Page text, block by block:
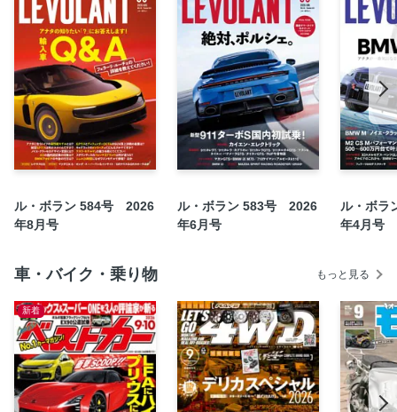
●Mモデル一気乗り
〇アルピナのこれから
●ライバル対決1 X3、GLC、グレカーレ
●ライバル対決2 523d、E220d
●600万円からはじめるBMW
●ディーラーメカニック
〇オーナー紹介
ホンダ・プレリュードの旅
ROADインプレ01 テメラリオ
ROADインプレスズキ・eビターラ
CIRCUITインプレ マセラティ21ストラダーレ
雪上インプレフォレスター雪上
連載：高桑秀典の「レジェンドカーズライフ」
連載：石井昌道×遠藤イヅルの「ニュー・カーテクノロジ
ー・イラストレイテッド」
ル・ボラン 584号 2026
年8月号
ル・ボラン 583号 2026
年6月号
ル・ボ
年4月号
車・バイク・乗り物 もっと見る
新着